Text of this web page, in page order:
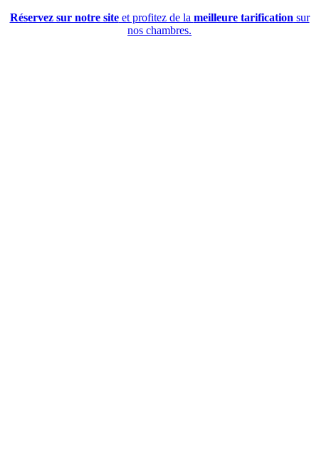
Réservez sur notre siteet profitez de la meilleure tarification sur
nos chambres.